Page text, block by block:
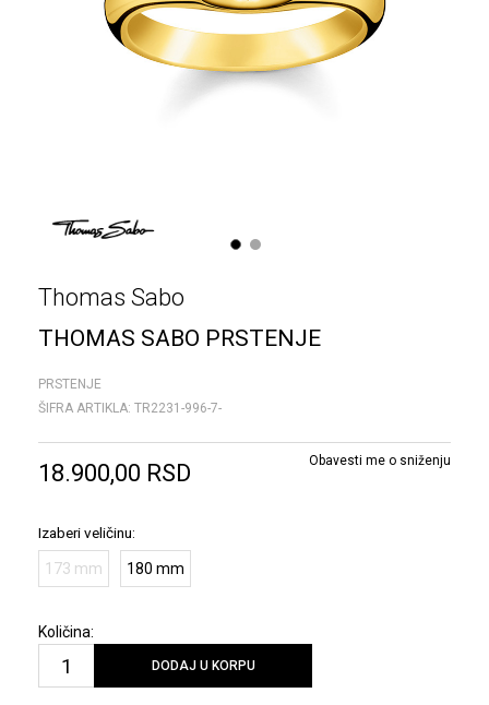
1 2
Thomas Sabo
THOMAS SABO PRSTENJE
PRSTENJE
ŠIFRA ARTIKLA: TR2231-996-7-
18.900,00 RSD Obavesti me o sniženju
Izaberi veličinu:
173 mm 180 mm
Količina:
DODAJ U KORPU